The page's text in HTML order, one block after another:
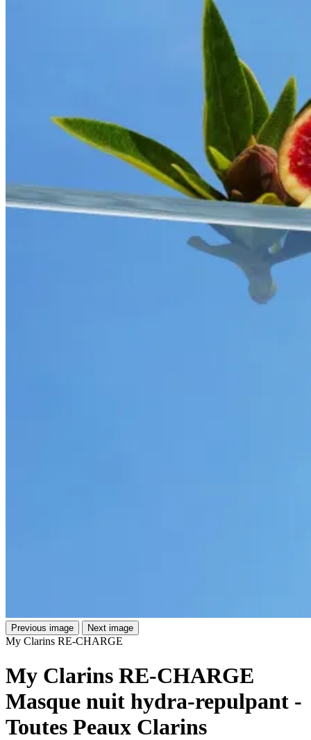
Previous image Next image
My Clarins RE-CHARGE
My Clarins RE-CHARGE
Masque nuit hydra-repulpant -
Toutes Peaux Clarins